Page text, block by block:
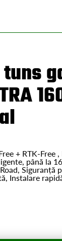
+ RTK-Free
până la
Siguranță
Instalare